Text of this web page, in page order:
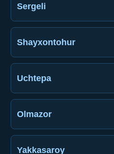
Sergeli
Shayxontohur
Uchtepa
Olmazor
Yakkasaroy